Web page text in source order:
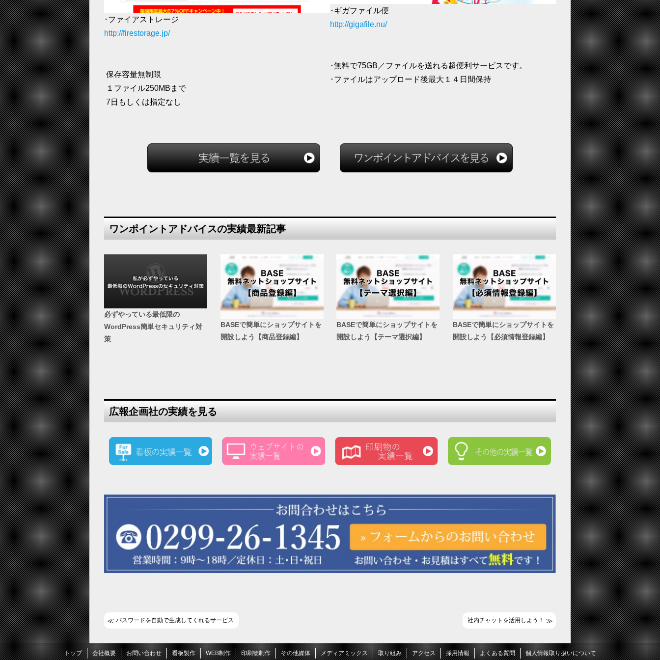
･ファイアストレージ
http://firestorage.jp/
保存容量無制限
１ファイル250MBまで
7日もしくは指定なし
･ギガファイル便
http://gigafile.nu/
･無料で75GB／ファイルを送れる超便利サービスです。
･ファイルはアップロード後最大１４日間保持
ワンポイントアドバイスの実績最新記事
必ずやっている最低限の
WordPress簡単セキュリティ対
策
BASEで簡単にショップサイトを
開設しよう【商品登録編】
BASEで簡単にショップサイトを
開設しよう【テーマ選択編】
BASEで簡単にショップサイトを
開設しよう【必須情報登録編】
広報企画社の実績を見る
パスワードを自動で生成してくれるサービス 社内チャットを活用しよう！
トップ 会社概要 お問い合わせ 看板製作 WEB制作 印刷物制作 その他媒体 メディアミックス 取り組み アクセス 採用情報 よくある質問 個人情報取り扱いについて